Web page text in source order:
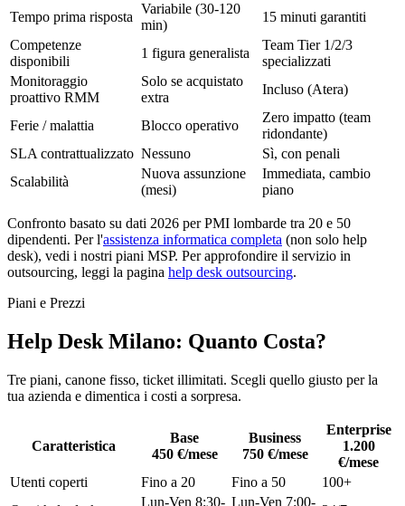
Tempo prima risposta
Variabile (30-120
min)
15 minuti garantiti
Competenze
disponibili
1 figura generalista
Team Tier 1/2/3
specializzati
Monitoraggio
proattivo RMM
Solo se acquistato
extra
Incluso (Atera)
Ferie / malattia Blocco operativo
Zero impatto (team
ridondante)
SLA contrattualizzato Nessuno
Sì, con penali
Scalabilità
Nuova assunzione
(mesi)
Immediata, cambio
piano
Confronto basato su dati 2026 per PMI lombarde tra 20 e 50
dipendenti. Per l'assistenza informatica completa (non solo help
desk), vedi i nostri piani MSP. Per approfondire il servizio in
outsourcing, leggi la pagina help desk outsourcing.
Piani e Prezzi
Help Desk Milano: Quanto Costa?
Tre piani, canone fisso, ticket illimitati. Scegli quello giusto per la
tua azienda e dimentica i costi a sorpresa.
Caratteristica
Base
450 €/mese
Business
750 €/mese
Enterprise
1.200
€/mese
Utenti coperti
Fino a 20 Fino a 50
100+
Lun-Ven 8:30- Lun-Ven 7:00-